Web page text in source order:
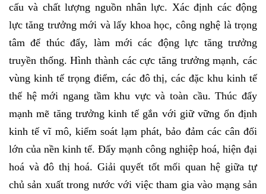
cấu và chất lượng nguồn nhân lực. Xác định các động
lực tăng trưởng mới và lấy khoa học, công nghệ là trọng
tâm để thúc đẩy, làm mới các động lực tăng trưởng
truyền thống. Hình thành các cực tăng trưởng mạnh, các
vùng kinh tế trọng điểm, các đô thị, các đặc khu kinh tế
thế hệ mới ngang tầm khu vực và toàn cầu. Thúc đẩy
mạnh mẽ tăng trưởng kinh tế gắn với giữ vững ổn định
kinh tế vĩ mô, kiểm soát lạm phát, bảo đảm các cân đối
lớn của nền kinh tế. Đẩy mạnh công nghiệp hoá, hiện đại
hoá và đô thị hoá. Giải quyết tốt mối quan hệ giữa tự
chủ sản xuất trong nước với việc tham gia vào mạng sản